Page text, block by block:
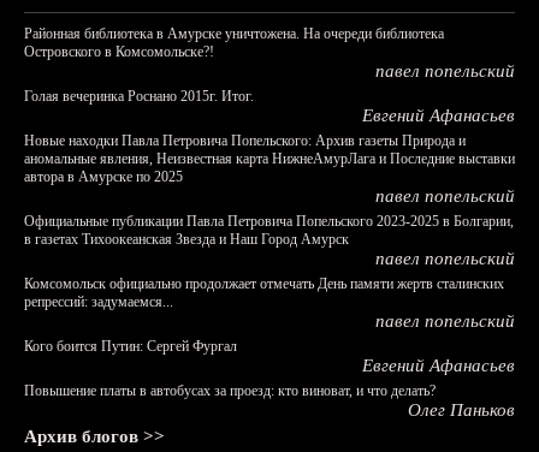
Районная библиотека в Амурске уничтожена. На очереди библиотека
Островского в Комсомольске?!
павел попельский
Голая вечеринка Роснано 2015г. Итог.
Евгений Афанасьев
Новые находки Павла Петровича Попельского: Архив газеты Природа и
аномальные явления, Неизвестная карта НижнеАмурЛага и Последние выставки
автора в Амурске по 2025
павел попельский
Официальные публикации Павла Петровича Попельского 2023-2025 в Болгарии,
в газетах Тихоокеанская Звезда и Наш Город Амурск
павел попельский
Комсомольск официально продолжает отмечать День памяти жертв сталинских
репрессий: задумаемся...
павел попельский
Кого боится Путин: Сергей Фургал
Евгений Афанасьев
Повышение платы в автобусах за проезд: кто виноват, и что делать?
Олег Паньков
Архив блогов >>